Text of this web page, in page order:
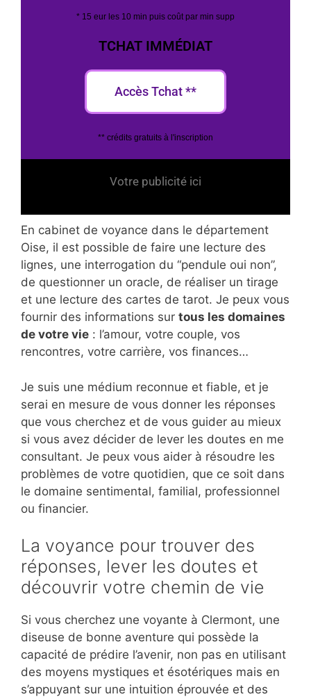
* 15 eur les 10 min puis coût par min supp
TCHAT IMMÉDIAT
Accès Tchat **
** crédits gratuits à l'inscription
Votre publicité ici
En cabinet de voyance dans le département
Oise, il est possible de faire une lecture des
lignes, une interrogation du “pendule oui non”,
de questionner un oracle, de réaliser un tirage
et une lecture des cartes de tarot. Je peux vous
fournir des informations sur tous les domaines
de votre vie : l’amour, votre couple, vos
rencontres, votre carrière, vos finances…
Je suis une médium reconnue et fiable, et je
serai en mesure de vous donner les réponses
que vous cherchez et de vous guider au mieux
si vous avez décider de lever les doutes en me
consultant. Je peux vous aider à résoudre les
problèmes de votre quotidien, que ce soit dans
le domaine sentimental, familial, professionnel
ou financier.
La voyance pour trouver des
réponses, lever les doutes et
découvrir votre chemin de vie
Si vous cherchez une voyante à Clermont, une
diseuse de bonne aventure qui possède la
capacité de prédire l’avenir, non pas en utilisant
des moyens mystiques et ésotériques mais en
s’appuyant sur une intuition éprouvée et des